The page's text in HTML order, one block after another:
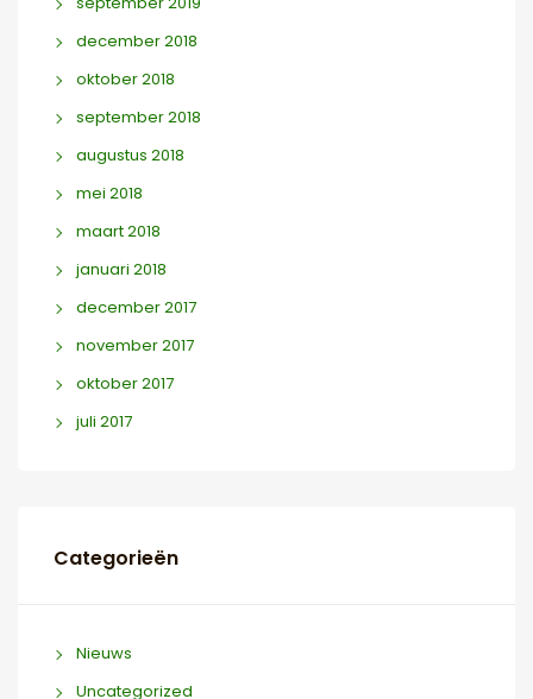
december 2018
oktober 2018
september 2018
augustus 2018
mei 2018
maart 2018
januari 2018
december 2017
november 2017
oktober 2017
juli 2017
Categorieën
Nieuws
Uncategorized